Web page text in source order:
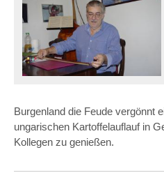
Burgenland die Feude vergönnt
ungarischen Kartoffelauflauf in
Kollegen zu genießen.